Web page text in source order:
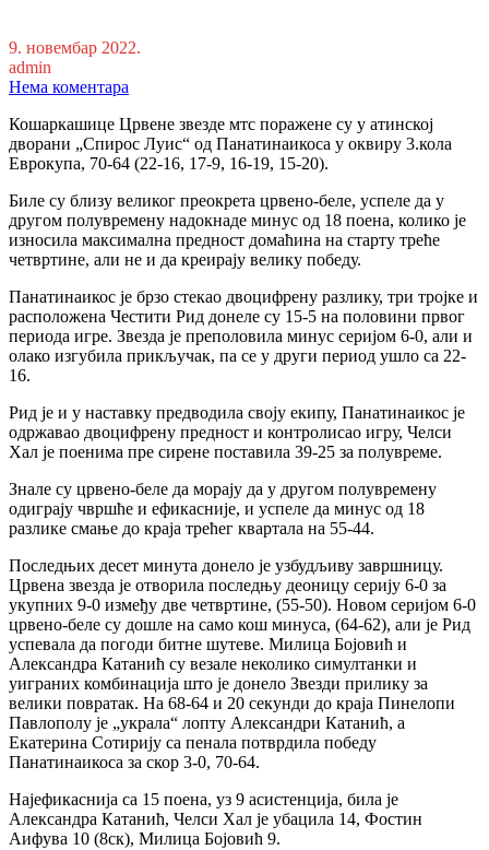
9. новембар 2022.
admin
Нема коментара
Кошаркашице Црвене звезде мтс поражене су у атинској
дворани „Спирос Луис“ од Панатинаикоса у оквиру 3.кола
Еврокупа, 70-64 (22-16, 17-9, 16-19, 15-20).
Биле су близу великог преокрета црвено-беле, успеле да у
другом полувремену надокнаде минус од 18 поена, колико је
износила максимална предност домаћина на старту треће
четвртине, али не и да креирају велику победу.
Панатинаикос је брзо стекао двоцифрену разлику, три тројке и
расположена Честити Рид донеле су 15-5 на половини првог
периода игре. Звезда је преполовила минус серијом 6-0, али и
олако изгубила прикључак, па се у други период ушло са 22-
16.
Рид је и у наставку предводила своју екипу, Панатинаикос је
одржавао двоцифрену предност и контролисао игру, Челси
Хал је поенима пре сирене поставила 39-25 за полувреме.
Знале су црвено-беле да морају да у другом полувремену
одиграју чвршће и ефикасније, и успеле да минус од 18
разлике смање до краја трећег квартала на 55-44.
Последњих десет минута донело је узбудљиву завршницу.
Црвена звезда је отворила последњу деоницу серију 6-0 за
укупних 9-0 између две четвртине, (55-50). Новом серијом 6-0
црвено-беле су дошле на само кош минуса, (64-62), али је Рид
успевала да погоди битне шутеве. Милица Бојовић и
Александра Катанић су везале неколико симултанки и
уиграних комбинација што је донело Звезди прилику за
велики повратак. На 68-64 и 20 секунди до краја Пинелопи
Павлополу је „украла“ лопту Александри Катанић, а
Екатерина Сотирију са пенала потврдила победу
Панатинаикоса за скор 3-0, 70-64.
Најефикаснија са 15 поена, уз 9 асистенција, била је
Александра Катанић, Челси Хал је убацила 14, Фостин
Аифува 10 (8ск), Милица Бојовић 9.